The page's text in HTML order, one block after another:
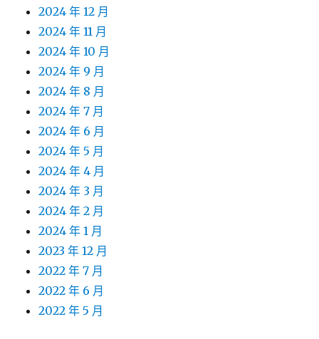
2024 年 12 月
2024 年 11 月
2024 年 10 月
2024 年 9 月
2024 年 8 月
2024 年 7 月
2024 年 6 月
2024 年 5 月
2024 年 4 月
2024 年 3 月
2024 年 2 月
2024 年 1 月
2023 年 12 月
2022 年 7 月
2022 年 6 月
2022 年 5 月